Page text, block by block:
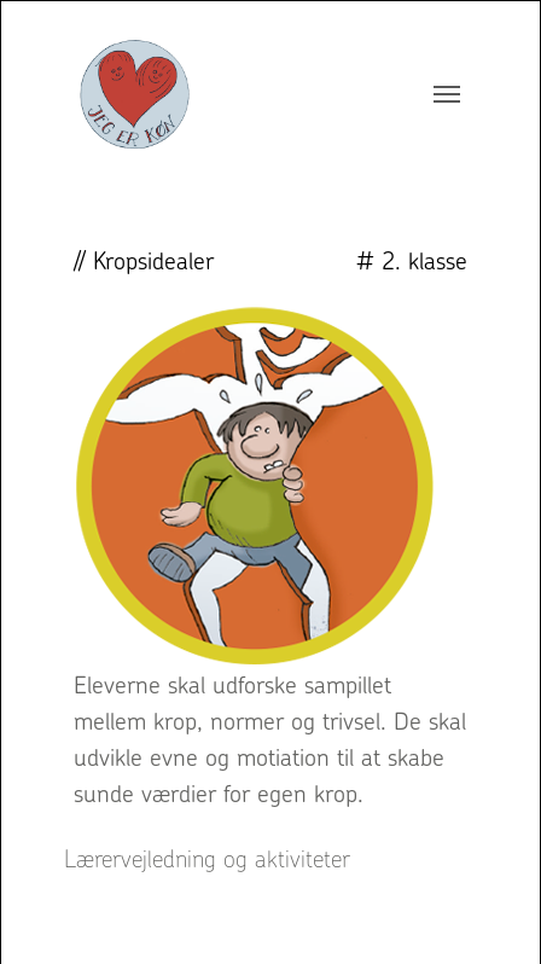
// Kropsidealer # 2. klasse
Eleverne skal udforske sampillet
mellem krop, normer og trivsel. De skal
udvikle evne og motiation til at skabe
sunde værdier for egen krop.
Lærervejledning og aktiviteter